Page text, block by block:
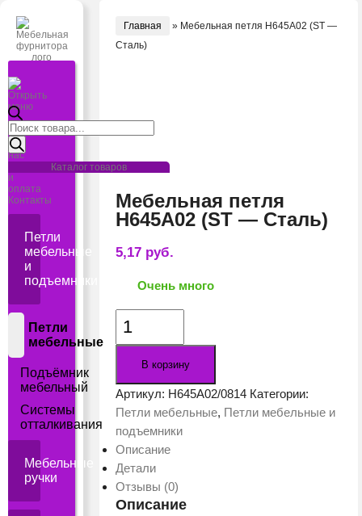
Открыть
меню
Главная
О
нас
и
оплата
Контакты
Петли
мебельные
и
подъемники
Петли
мебельные
Подъёмник
мебельный
Системы
отталкивания
Мебельные
ручки
Поиск
товаров
Каталог товаров
Главная » Мебельная петля H645A02 (ST —
Сталь)
Мебельная петля
H645A02 (ST — Сталь)
5,17 руб.
Очень много
Количество
товара
H645A02
(ST
-
Сталь)
В корзину
Артикул: H645A02/0814 Категории:
Петли мебельные, Петли мебельные и
подъемники
Описание
Детали
Отзывы (0)
Описание